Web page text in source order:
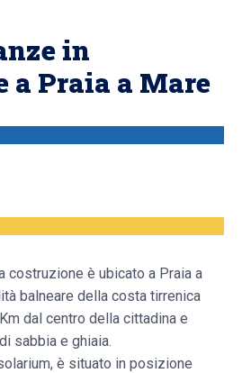
in
a Praia a Mare
costruzione è ubicato a Praia a
balneare della costa tirrenica
dal centro della cittadina e
sabbia e ghiaia.
è situato in posizione